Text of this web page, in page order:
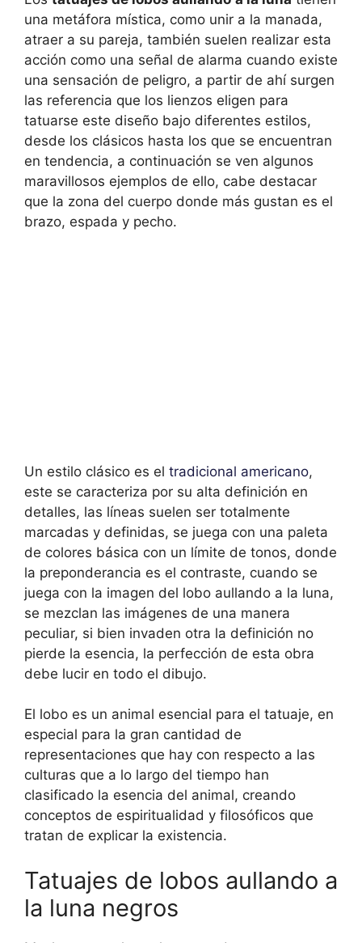
una metáfora mística, como unir a la manada,
atraer a su pareja, también suelen realizar esta
acción como una señal de alarma cuando existe
una sensación de peligro, a partir de ahí surgen
las referencia que los lienzos eligen para
tatuarse este diseño bajo diferentes estilos,
desde los clásicos hasta los que se encuentran
en tendencia, a continuación se ven algunos
maravillosos ejemplos de ello, cabe destacar
que la zona del cuerpo donde más gustan es el
brazo, espada y pecho.
Un estilo clásico es el tradicional americano,
este se caracteriza por su alta definición en
detalles, las líneas suelen ser totalmente
marcadas y definidas, se juega con una paleta
de colores básica con un límite de tonos, donde
la preponderancia es el contraste, cuando se
juega con la imagen del lobo aullando a la luna,
se mezclan las imágenes de una manera
peculiar, si bien invaden otra la definición no
pierde la esencia, la perfección de esta obra
debe lucir en todo el dibujo.
El lobo es un animal esencial para el tatuaje, en
especial para la gran cantidad de
representaciones que hay con respecto a las
culturas que a lo largo del tiempo han
clasificado la esencia del animal, creando
conceptos de espiritualidad y filosóficos que
tratan de explicar la existencia.
Tatuajes de lobos aullando a
la luna negros